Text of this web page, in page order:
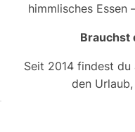
himmlisches Essen
Brauchst
Seit 2014 findest
den